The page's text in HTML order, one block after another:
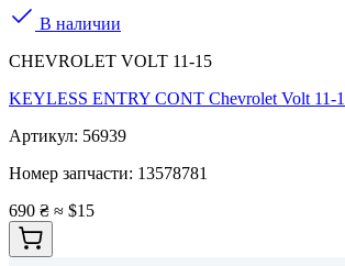
В наличии
CHEVROLET VOLT 11-15
KEYLESS ENTRY CONT Chevrolet Volt 11-
Артикул: 56939
Номер запчасти: 13578781
690 ₴ ≈ $15